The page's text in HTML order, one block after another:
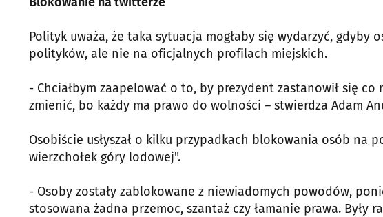
Polityk uważa, że taka sytuacja mogłaby się wydarzyć,
polityków, ale nie na oficjalnych profilach miejskich.
- Chciałbym zaapelować o to, by prezydent zastanowił się
zmienić, bo każdy ma prawo do wolności – stwierdza Adam
Osobiście usłyszał o kilku przypadkach blokowania osób
wierzchołek góry lodowej".
- Osoby zostały zablokowane z niewiadomych powodów,
stosowana żadna przemoc, szantaż czy łamanie prawa. Były